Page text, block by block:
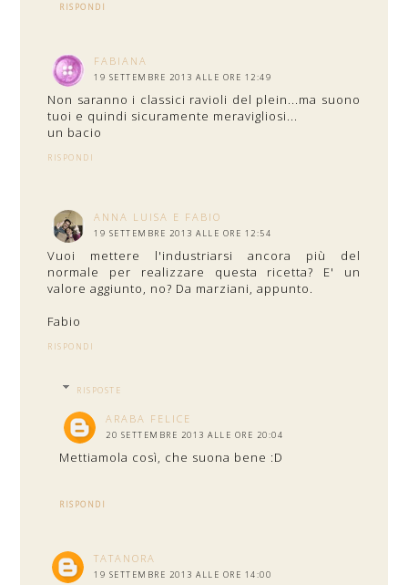
RISPONDI
FABIANA
19 SETTEMBRE 2013 ALLE ORE 12:49
Non saranno i classici ravioli del plein...ma suono
tuoi e quindi sicuramente meravigliosi...
un bacio
RISPONDI
ANNA LUISA E FABIO
19 SETTEMBRE 2013 ALLE ORE 12:54
Vuoi mettere l'industriarsi ancora più del
normale per realizzare questa ricetta? E' un
valore aggiunto, no? Da marziani, appunto.
Fabio
RISPONDI
RISPOSTE
ARABA FELICE
20 SETTEMBRE 2013 ALLE ORE 20:04
Mettiamola così, che suona bene :D
RISPONDI
TATANORA
19 SETTEMBRE 2013 ALLE ORE 14:00